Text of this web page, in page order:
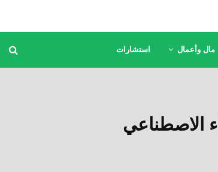
مال وأعمال استشارات
الاصطناعي